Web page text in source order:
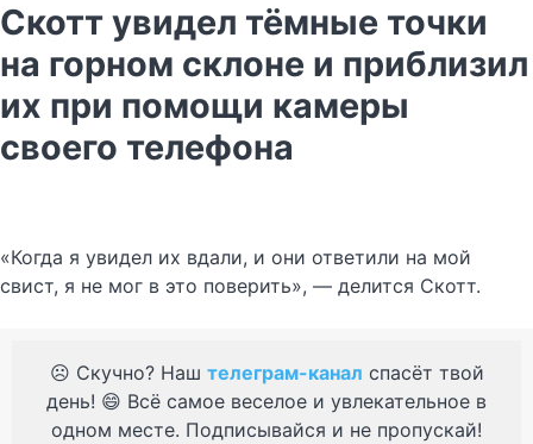
Скотт увидел тёмные точки
на горном склоне и приблизил
их при помощи камеры
своего телефона
«Когда я увидел их вдали, и они ответили на мой
свист, я не мог в это поверить», — делится Скотт.
☹️ Скучно? Наш телеграм-канал спасёт твой
день! 😄 Всё самое веселое и увлекательное в
одном месте. Подписывайся и не пропускай!